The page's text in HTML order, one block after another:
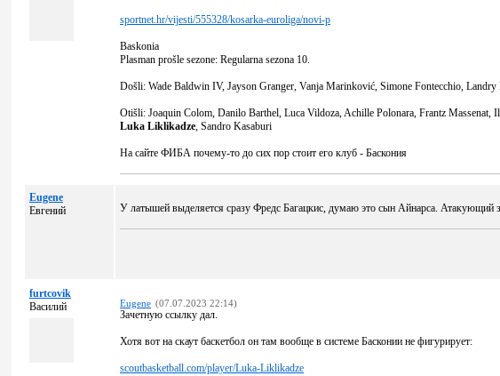
sportnet.hr/vijesti/555328/kosarka-euroliga/novi-p
Baskonia
Plasman prošle sezone: Regularna sezona 10.
Došli: Wade Baldwin IV, Jayson Granger, Vanja Marinković, Simone Fontecchio,
Otišli: Joaquin Colom, Danilo Barthel, Luca Vildoza, Achille Polonara, Frantz Massenat,
Luka Liklikadze, Sandro Kasaburi
На сайте ФИБА почему-то до сих пор стоит его клуб - Баскония
Eugene
Евгений
У латышей выделяется сразу Фредс Багацкис, думаю это сын Айнарса. Атакующий
furtcovik
Василий
Eugene (07.07.2023 22:14)
Зачетную ссылку дал.
Хотя вот на скаут баскетбол он там вообще в системе Басконии не фигурирует:
scoutbasketball.com/player/Luka-Liklikadze